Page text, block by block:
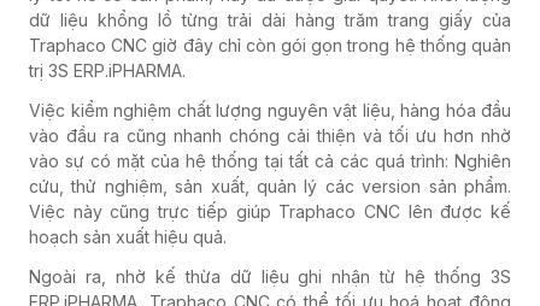
dữ liệu khổng lồ từng trải dài hàng trăm trang giấy của
Traphaco CNC giờ đây chỉ còn gói gọn trong hệ thống quản
trị 3S ERP.iPHARMA.
Việc kiểm nghiệm chất lượng nguyên vật liệu, hàng hóa đầu
vào đầu ra cũng nhanh chóng cải thiện và tối ưu hơn nhờ
vào sự có mặt của hệ thống tại tất cả các quá trình: Nghiên
cứu, thử nghiệm, sản xuất, quản lý các version sản phẩm.
Việc này cũng trực tiếp giúp Traphaco CNC lên được kế
hoạch sản xuất hiệu quả.
Ngoài ra, nhờ kế thừa dữ liệu ghi nhận từ hệ thống 3S
ERP.iPHARMA, Traphaco CNC có thể tối ưu hoá hoạt động